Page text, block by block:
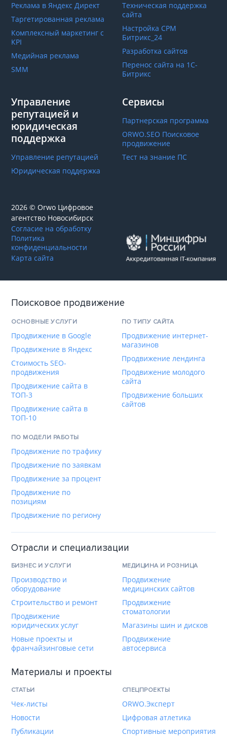
Реклама в Яндекс Директ
Таргетированная реклама
Комплексный маркетинг с
КРІ
Медийная реклама
SMM
Техническая поддержка
сайта
Настройка СРМ
Битрикс_24
Разработка сайтов
Перенос сайта на 1С-
Битрикс
Управление
репутацией и
юридическая
поддержка
Управление репутацией
Юридическая поддержка
Сервисы
Партнерская программа
ORWO.SEO Поисковое
продвижение
Тест на знание ПС
2026 © Orwo Цифровое
агентство Новосибирск
Согласие на обработку
Политика
конфиденциальности
Карта сайта
Поисковое продвижение
ОСНОВНЫЕ УСЛУГИ
Продвижение в Google
Продвижение в Яндекс
Стоимость SEO-
продвижения
Продвижение сайта в
ТОП-3
Продвижение сайта в
ТОП-10
ПО ТИПУ САЙТА
Продвижение интернет-
магазинов
Продвижение лендинга
Продвижение молодого
сайта
Продвижение больших
сайтов
ПО МОДЕЛИ РАБОТЫ
Продвижение по трафику
Продвижение по заявкам
Продвижение за процент
Продвижение по
позициям
Продвижение по региону
Отрасли и специализации
БИЗНЕС И УСЛУГИ
Производство и
оборудование
Строительство и ремонт
Продвижение
юридических услуг
Новые проекты и
франчайзинговые сети
МЕДИЦИНА И РОЗНИЦА
Продвижение
медицинских сайтов
Продвижение
стоматологии
Магазины шин и дисков
Продвижение
автосервиса
Материалы и проекты
СТАТЬИ
Чек-листы
Новости
Публикации
СПЕЦПРОЕКТЫ
ORWO.Эксперт
Цифровая атлетика
Спортивные мероприятия